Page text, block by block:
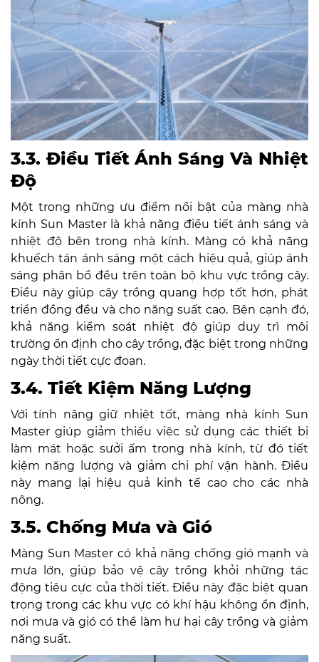
3.3. Điều Tiết Ánh Sáng Và Nhiệt
Độ
Một trong những ưu điểm nổi bật của màng nhà
kính Sun Master là khả năng điều tiết ánh sáng và
nhiệt độ bên trong nhà kính. Màng có khả năng
khuếch tán ánh sáng một cách hiệu quả, giúp ánh
sáng phân bổ đều trên toàn bộ khu vực trồng cây.
Điều này giúp cây trồng quang hợp tốt hơn, phát
triển đồng đều và cho năng suất cao. Bên cạnh đó,
khả năng kiểm soát nhiệt độ giúp duy trì môi
trường ổn định cho cây trồng, đặc biệt trong những
ngày thời tiết cực đoan.
3.4. Tiết Kiệm Năng Lượng
Với tính năng giữ nhiệt tốt, màng nhà kính Sun
Master giúp giảm thiểu việc sử dụng các thiết bị
làm mát hoặc sưởi ấm trong nhà kính, từ đó tiết
kiệm năng lượng và giảm chi phí vận hành. Điều
này mang lại hiệu quả kinh tế cao cho các nhà
nông.
3.5. Chống Mưa và Gió
Màng Sun Master có khả năng chống gió mạnh và
mưa lớn, giúp bảo vệ cây trồng khỏi những tác
động tiêu cực của thời tiết. Điều này đặc biệt quan
trọng trong các khu vực có khí hậu không ổn định,
nơi mưa và gió có thể làm hư hại cây trồng và giảm
năng suất.